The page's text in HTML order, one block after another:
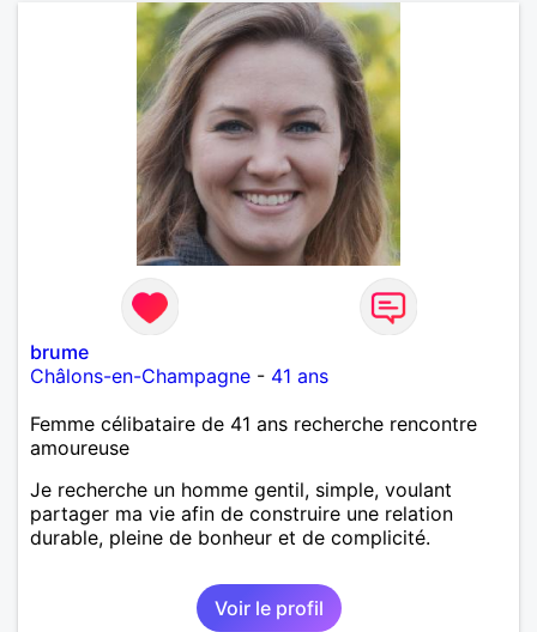
brume
Châlons-en-Champagne - 41 ans
Femme célibataire de 41 ans recherche rencontre
amoureuse
Je recherche un homme gentil, simple, voulant
partager ma vie afin de construire une relation
durable, pleine de bonheur et de complicité.
Voir le profil